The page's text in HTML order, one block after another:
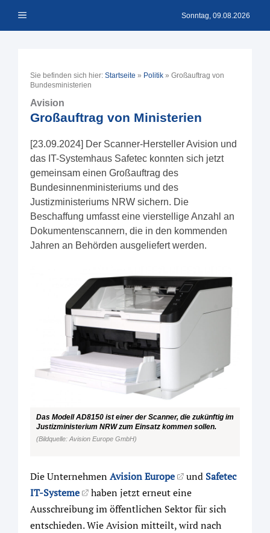
Inhalt Menü Sonntag, 09.08.2026
Sie befinden sich hier: Startseite » Politik » Großauftrag von
Bundesministerien
Avision
Großauftrag von Ministerien
[23.09.2024] Der Scanner-Hersteller Avision und
das IT-Systemhaus Safetec konnten sich jetzt
gemeinsam einen Großauftrag des
Bundesinnenministeriums und des
Justizministeriums NRW sichern. Die
Beschaffung umfasst eine vierstellige Anzahl an
Dokumentenscannern, die in den kommenden
Jahren an Behörden ausgeliefert werden.
Das Modell AD8150 ist einer der Scanner, die zukünftig im
Justizministerium NRW zum Einsatz kommen sollen.
(Bildquelle: Avision Europe GmbH)
Die UnternehmenAvision Europe und Safetec
IT-Systeme
haben jetzt erneut eine
Ausschreibung im öffentlichen Sektor für sich
entschieden. Wie Avision mitteilt, wird nach